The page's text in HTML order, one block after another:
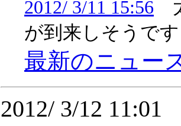
2012/ 3/11 15:56
が到来しそうで
最新のニュー
2012/ 3/12